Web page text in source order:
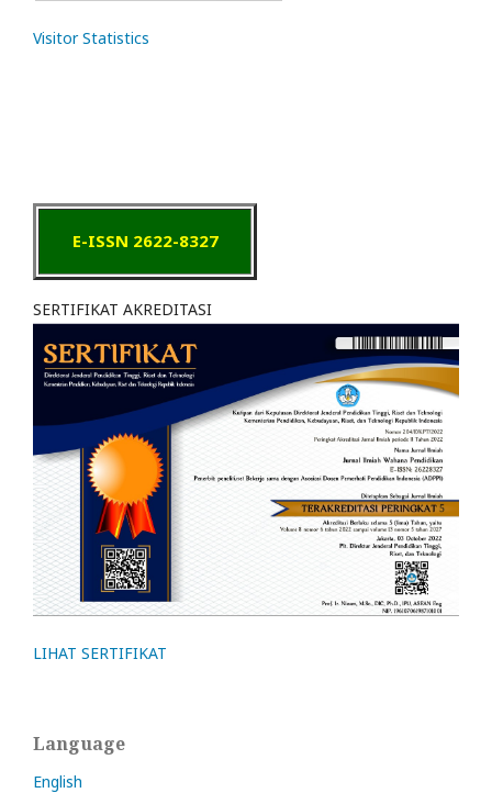
Visitor Statistics
E-ISSN 2622-8327
SERTIFIKAT AKREDITASI
LIHAT SERTIFIKAT
Language
English